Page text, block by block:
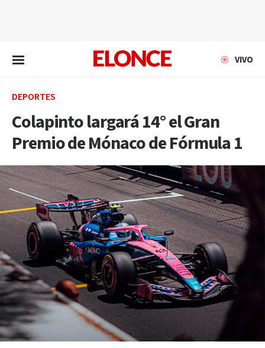
VIVO
DEPORTES
Colapinto largará 14° el Gran
Premio de Mónaco de Fórmula 1